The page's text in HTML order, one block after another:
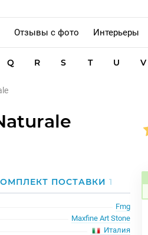
Отзывы с фото Интерьеры
Q R S T U V
ПОСТАВКИ1
Fmg
Maxfine Art Stone
Италия